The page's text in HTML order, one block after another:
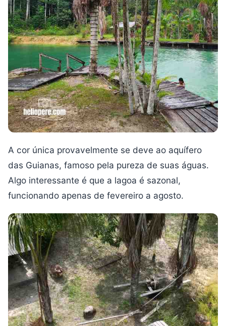
A cor única provavelmente se deve ao aquífero
das Guianas, famoso pela pureza de suas águas.
Algo interessante é que a lagoa é sazonal,
funcionando apenas de fevereiro a agosto.